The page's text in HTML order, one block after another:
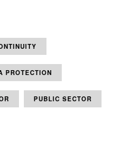
PROTECTION
PUBLIC SECTOR